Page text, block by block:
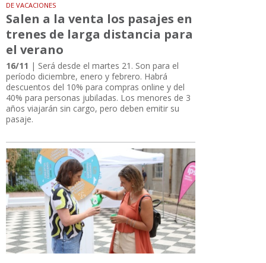
DE VACACIONES
Salen a la venta los pasajes en
trenes de larga distancia para
el verano
16/11 | Será desde el martes 21. Son para el
período diciembre, enero y febrero. Habrá
descuentos del 10% para compras online y del
40% para personas jubiladas. Los menores de 3
años viajarán sin cargo, pero deben emitir su
pasaje.